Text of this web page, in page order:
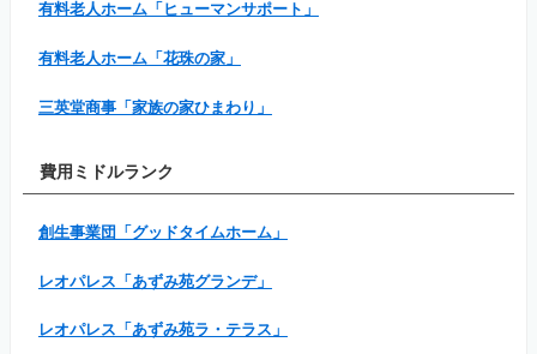
有料老人ホーム「ヒューマンサポート」
有料老人ホーム「花珠の家」
三英堂商事「家族の家ひまわり」
費用ミドルランク
創生事業団「グッドタイムホーム」
レオパレス「あずみ苑グランデ」
レオパレス「あずみ苑ラ・テラス」